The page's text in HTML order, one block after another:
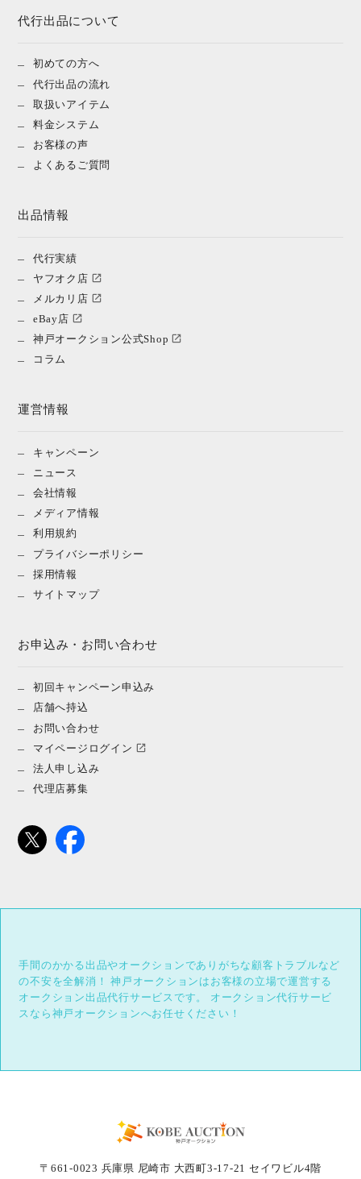
代行出品について
初めての方へ
代行出品の流れ
取扱いアイテム
料金システム
お客様の声
よくあるご質問
出品情報
代行実績
ヤフオク店
メルカリ店
eBay店
神戸オークション公式Shop
コラム
運営情報
キャンペーン
ニュース
会社情報
メディア情報
利用規約
プライバシーポリシー
採用情報
サイトマップ
お申込み・お問い合わせ
初回キャンペーン申込み
店舗へ持込
お問い合わせ
マイページログイン
法人申し込み
代理店募集
手間のかかる出品やオークションでありがちな顧客トラブルなど
の不安を全解消！
神戸オークションはお客様の立場で運営する
オークション出品代行サービスです。
オークション代行サービ
スなら神戸オークションへお任せください！
〒661-0023 兵庫県 尼崎市 大西町3-17-21 セイワビル4階